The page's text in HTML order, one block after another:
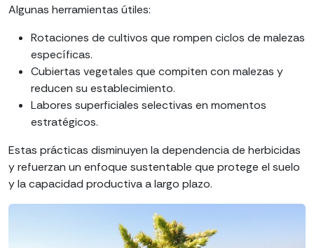
Algunas herramientas útiles:
Rotaciones de cultivos que rompen ciclos de malezas
específicas.
Cubiertas vegetales que compiten con malezas y
reducen su establecimiento.
Labores superficiales selectivas en momentos
estratégicos.
Estas prácticas disminuyen la dependencia de herbicidas
y refuerzan un enfoque sustentable que protege el suelo
y la capacidad productiva a largo plazo.